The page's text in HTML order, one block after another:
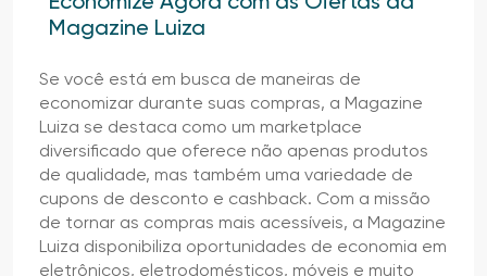
Magazine Luiza
Se você está em busca de maneiras de
economizar durante suas compras, a Magazine
Luiza se destaca como um marketplace
diversificado que oferece não apenas produtos
de qualidade, mas também uma variedade de
cupons de desconto e cashback. Com a missão
de tornar as compras mais acessíveis, a Magazine
Luiza disponibiliza oportunidades de economia em
eletrônicos, eletrodomésticos, móveis e muito